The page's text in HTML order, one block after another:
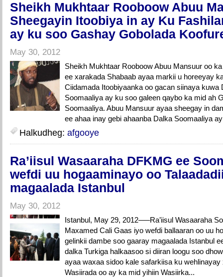
Sheikh Mukhtaar Rooboow Abuu
Sheegayin Itoobiya in ay Ku
ay ku soo Gashay Gobolada
May 30, 2012
Sheikh Mukhtaar Rooboow Abuu Mansuur oo
ee xarakada Shabaab ayaa markii u horeeyay
Ciidamada Itoobiyaanka oo gacan siinaya kuwa
Soomaaliya ay ku soo galeen qaybo ka mid ah
Soomaaliya. Abuu Mansuur ayaa sheegay in
ee ahaa inay gebi ahaanba Dalka Soomaaliya
Halkudheg: afgooye
Ra’iisul Wasaaraha DFKMG ee
wefdi uu hogaaminayo oo
magaalada Istanbul
May 30, 2012
Istanbul, May 29, 2012—–Ra’iisul Wasaaraha
Maxamed Cali Gaas iyo wefdi ballaaran oo uu
gelinkii dambe soo gaaray magaalada Istanbul
dalka Turkiga halkaasoo si diiran loogu soo
ayaa waxaa sidoo kale safarkiisa ku
Wasiirada oo ay ka mid yihiin Wasiirka...